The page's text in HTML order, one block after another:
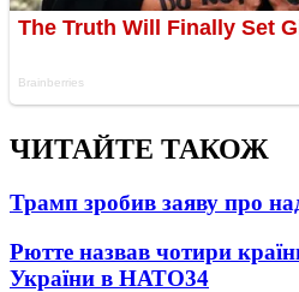
ЧИТАЙТЕ ТАКОЖ
Трамп зробив заяву про
Рютте назвав чотири
України в НАТО34